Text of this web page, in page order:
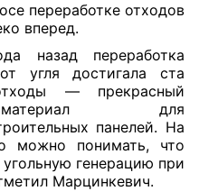
переработке отходов
вперед.
назад переработка
угля достигала ста
— прекрасный
для
панелей. На
можно понимать, что
генерацию при
Марцинкевич.